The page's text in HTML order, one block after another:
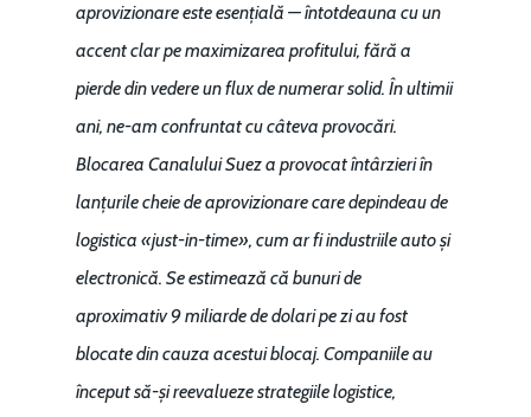
aprovizionare este esențială — întotdeauna cu un
accent clar pe maximizarea profitului, fără a
pierde din vedere un flux de numerar solid. În ultimii
ani, ne-am confruntat cu câteva provocări.
Blocarea Canalului Suez a provocat întârzieri în
lanțurile cheie de aprovizionare care depindeau de
logistica «just-in-time», cum ar fi industriile auto și
electronică. Se estimează că bunuri de
aproximativ 9 miliarde de dolari pe zi au fost
blocate din cauza acestui blocaj. Companiile au
început să-și reevalueze strategiile logistice,